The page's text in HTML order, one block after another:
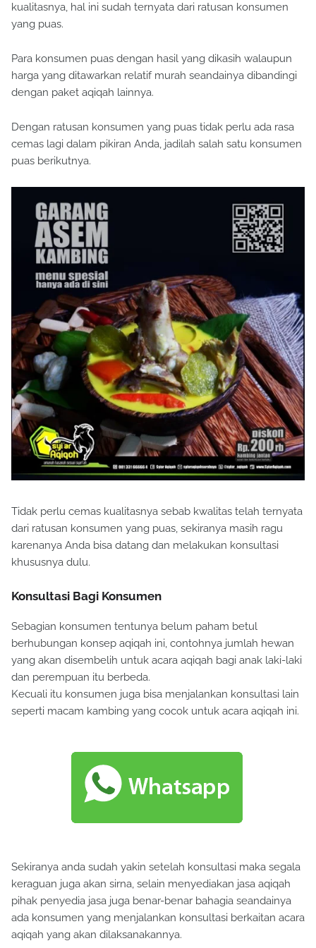
kualitasnya, hal ini sudah ternyata dari ratusan konsumen
yang puas.
Para konsumen puas dengan hasil yang dikasih walaupun
harga yang ditawarkan relatif murah seandainya dibandingi
dengan paket aqiqah lainnya.
Dengan ratusan konsumen yang puas tidak perlu ada rasa
cemas lagi dalam pikiran Anda, jadilah salah satu konsumen
puas berikutnya.
Tidak perlu cemas kualitasnya sebab kwalitas telah ternyata
dari ratusan konsumen yang puas, sekiranya masih ragu
karenanya Anda bisa datang dan melakukan konsultasi
khususnya dulu.
Konsultasi Bagi Konsumen
Sebagian konsumen tentunya belum paham betul
berhubungan konsep aqiqah ini, contohnya jumlah hewan
yang akan disembelih untuk acara aqiqah bagi anak laki-laki
dan perempuan itu berbeda.
Kecuali itu konsumen juga bisa menjalankan konsultasi lain
seperti macam kambing yang cocok untuk acara aqiqah ini.
Sekiranya anda sudah yakin setelah konsultasi maka segala
keraguan juga akan sirna, selain menyediakan jasa aqiqah
pihak penyedia jasa juga benar-benar bahagia seandainya
ada konsumen yang menjalankan konsultasi berkaitan acara
aqiqah yang akan dilaksanakannya.